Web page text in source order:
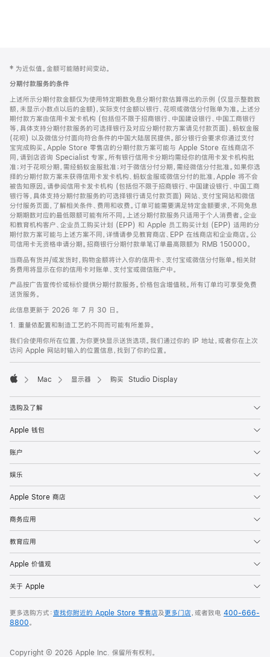
页
页
脚
注
‡ 为近似值。金额可能随时间变动。
分期付款服务的条件
上述所示分期付款金额仅为使用特定期数免息分期付款估算得出的示例 (仅显示整数数
额，未显示小数点以后的金额)，实际支付金额以银行、花呗或微信分付账单为准。上述分
期付款方案由信用卡发卡机构 (包括但不限于招商银行、中国建设银行、中国工商银行
等，具体支持分期付款服务的可选择银行及对应分期付款方案请见付款页面)、蚂蚁金服
(花呗) 以及微信分付面向符合条件的中国大陆居民提供。部分银行会要求你通过支付
宝完成购买。Apple Store 零售店的分期付款方案可能与 Apple Store 在线商店不
同，请到店咨询 Specialist 专家。所有银行信用卡分期均需经你的信用卡发卡机构批
准；对于花呗分期，需经蚂蚁金服批准；对于微信分付分期，需经微信分付批准。如果你选
择的分期付款方案未获得信用卡发卡机构、蚂蚁金服或微信分付的批准，Apple 将不会
被告知原因。请参阅信用卡发卡机构 (包括但不限于招商银行、中国建设银行、中国工商
银行等，具体支持分期付款服务的可选择银行请见付款页面) 网站、支付宝网站和微信
分付服务页面，了解相关条件、费用和收费。订单可能需要满足特定金额要求，不同免息
分期期数对应的最低限额可能有所不同。上述分期付款服务只适用于个人消费者。企业
和教育机构客户、企业员工购买计划 (EPP) 和 Apple 员工购买计划 (EPP) 适用的分
期付款方案可能与上述方案不同，详情请参见教育商店、EPP 在线商店和企业商店。公
司信用卡无资格申请分期。招商银行分期付款单笔订单最高限额为 RMB 150000。
当商品有货并/或发货时，购物金额将计入你的信用卡、支付宝或微信分付账单。相关财
务费用将显示在你的信用卡对账单、支付宝或微信账户中。
产品按广告宣传价或标价提供分期付款服务。价格包含增值税。所有订单均可享受免费
送货服务。
此信息更新于 2026 年 7 月 30 日。
1. 重量依配置和制造工艺的不同而可能有所差异。
我们会使用你所在位置，为你更快显示送货选项。我们通过你的 IP 地址，或者你在上次
访问 Apple 网站时输入的位置信息，找到了你的位置。
Mac 显示器 购买 Studio Display
选购及了解
Apple 钱包
账户
娱乐
Apple Store 商店
商务应用
教育应用
Apple 价值观
关于 Apple
更多选购方式：查找你附近的 Apple Store 零售店及更多门店，或者致电 400-666-
8800。
Copyright © 2026 Apple Inc. 保留所有权利。